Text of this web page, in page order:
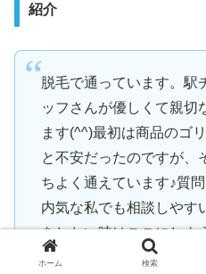
紹介
脱毛で通っています。駅
ッフさんが優しくて親切
ます(^^)最初は商品のゴ
と不安だったのですが、
ちよく通えています♪質
内気な私でも相談しやす
をしたい時はここにしよ
ホーム 検索